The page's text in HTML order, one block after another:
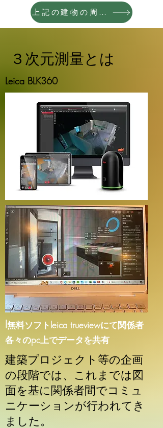
上記の建物の周辺環境空撮映像はこちらです
３次元測量とは
Leica BLK360
l無料ソフトleica trueviewにて関係者
各々のpc上でデータを共有
建築プロジェクト等の企画
の段階では、これまでは図
面を基に関係者間でコミュ
ニケーションが行われてき
ました。